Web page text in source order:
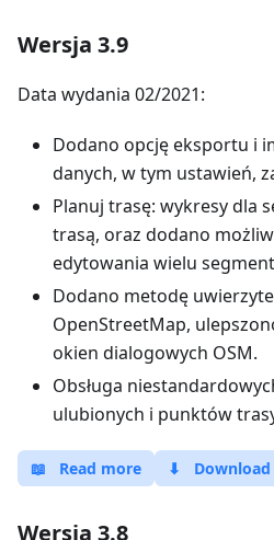
Wersja 3.9
Data wydania 02/2021:
Dodano opcję eksportu i
danych, w tym ustawień,
Planuj trasę: wykresy dla
trasą, oraz dodano
edytowania wielu
Dodano metodę
OpenStreetMap,
okien dialogowych OSM.
Obsługa
ulubionych i punktów
📖 Read more ⬇ Download
Wersja 3.8